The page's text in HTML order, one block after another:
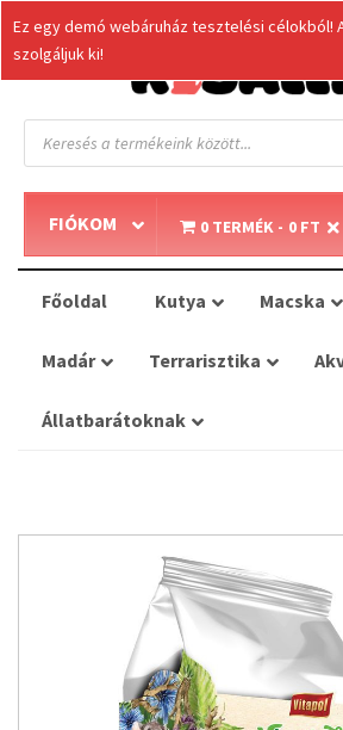
Products
search
FIÓKOM 0 TERMÉK 0 FT
Főoldal Kutya Macska
Madár Terrarisztika
Állatbarátoknak
Ez egy demó webáruház tesztelési célokból!
szolgáljuk ki!